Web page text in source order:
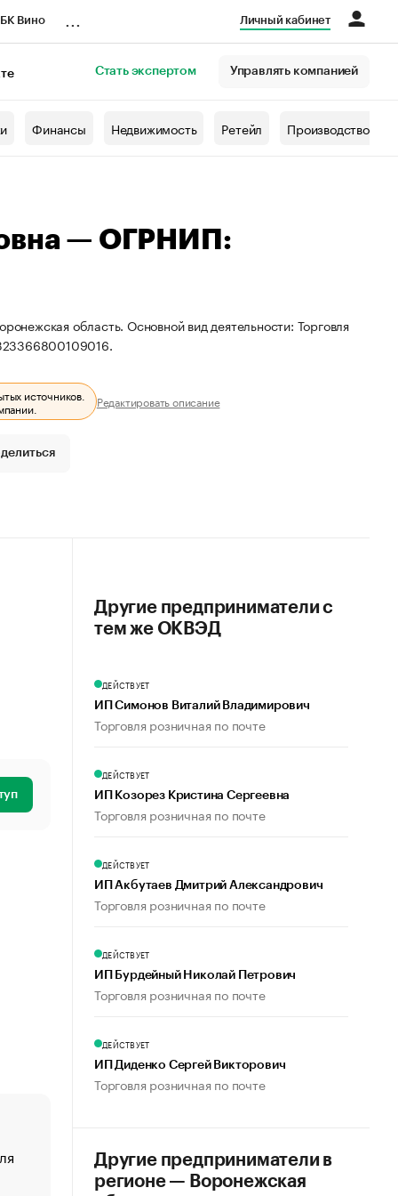
Вино Личный кабинет
Стать экспертом Управлять компанией
Финансы Недвижимость Ретейл Производство
— ОГРНИП:
область. Основной вид деятельности: Торговля
источников.
Редактировать описание
«От спорта тело стареет иначе». Как живет глава
создавшей GTA
Другие предприниматели с
тем же ОКВЭД
ДЕЙСТВУЕТ
ИП Симонов Виталий Владимирович
Торговля розничная по почте
ДЕЙСТВУЕТ
ИП Козорез Кристина Сергеевна
Торговля розничная по почте
ДЕЙСТВУЕТ
ИП Акбутаев Дмитрий Александрович
Торговля розничная по почте
ДЕЙСТВУЕТ
ИП Бурдейный Николай Петрович
Торговля розничная по почте
ДЕЙСТВУЕТ
ИП Диденко Сергей Викторович
Торговля розничная по почте
Другие предприниматели в
регионе — Воронежская